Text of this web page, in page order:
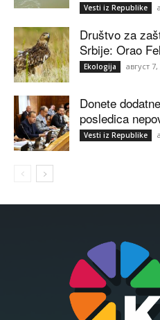
Vesti iz Republike
Društvo za
Srbije: Orao
Ekologija август
Donete
posledica
Vesti iz Republike